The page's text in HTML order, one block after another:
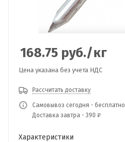
168.75 руб./кг
Цена указана без учета НДС
Рассчитать доставку
Самовывоз сегодня - бесплатно
Доставка завтра - 390 ₽
Характеристики